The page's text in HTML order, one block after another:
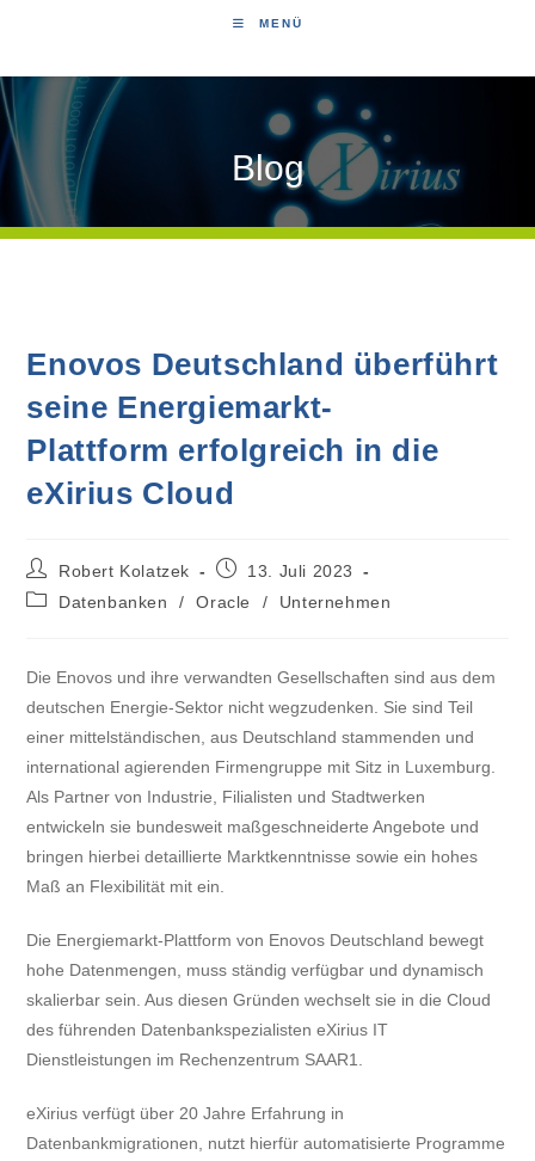
MENÜ
Blog
Enovos Deutschland überführt
seine Energiemarkt-
Plattform erfolgreich in die
eXirius Cloud
Robert Kolatzek
13. Juli 2023
Datenbanken
/ Oracle / Unternehmen
Die Enovos und ihre verwandten Gesellschaften sind aus dem
deutschen Energie-Sektor nicht wegzudenken. Sie sind Teil
einer mittelständischen, aus Deutschland stammenden und
international agierenden Firmengruppe mit Sitz in Luxemburg.
Als Partner von Industrie, Filialisten und Stadtwerken
entwickeln sie bundesweit maßgeschneiderte Angebote und
bringen hierbei detaillierte Marktkenntnisse sowie ein hohes
Maß an Flexibilität mit ein.
Die Energiemarkt-Plattform von Enovos Deutschland bewegt
hohe Datenmengen, muss ständig verfügbar und dynamisch
skalierbar sein. Aus diesen Gründen wechselt sie in die Cloud
des führenden Datenbankspezialisten eXirius IT
Dienstleistungen im Rechenzentrum SAAR1.
eXirius verfügt über 20 Jahre Erfahrung in
Datenbankmigrationen, nutzt hierfür automatisierte Programme